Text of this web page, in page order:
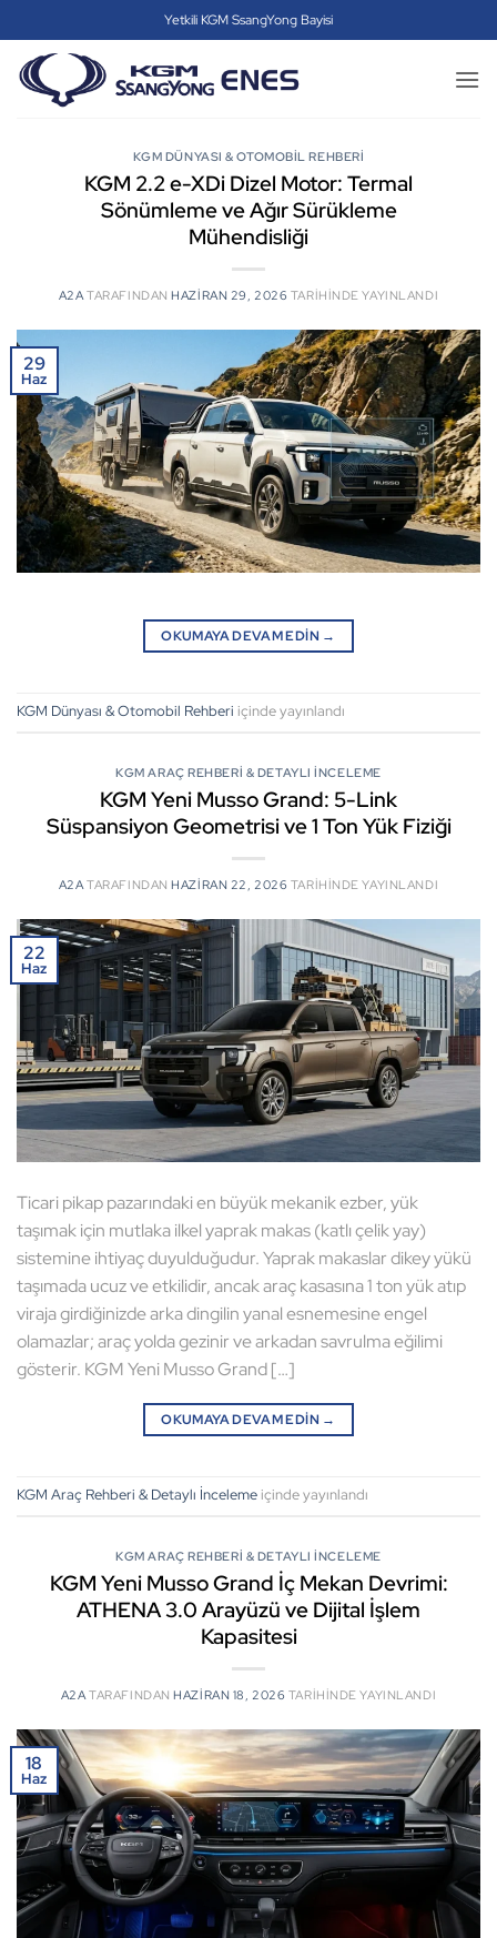
atla
Yetkili KGM SsangYong Bayisi
KGM DÜNYASI & OTOMOBIL REHBERI
KGM 2.2 e-XDi Dizel Motor: Termal
Sönümleme ve Ağır Sürükleme
Mühendisliği
A2A TARAFINDAN HAZIRAN 29, 2026 TARIHINDE YAYINLANDI
29
Haz
OKUMAYA DEVAM EDIN →
KGM Dünyası & Otomobil Rehberi içinde yayınlandı
KGM ARAÇ REHBERI & DETAYLI İNCELEME
KGM Yeni Musso Grand: 5-Link
Süspansiyon Geometrisi ve 1 Ton Yük Fiziği
A2A TARAFINDAN HAZIRAN 22, 2026 TARIHINDE YAYINLANDI
22
Haz
Ticari pikap pazarındaki en büyük mekanik ezber, yük
taşımak için mutlaka ilkel yaprak makas (katlı çelik yay)
sistemine ihtiyaç duyulduğudur. Yaprak makaslar dikey yükü
taşımada ucuz ve etkilidir, ancak araç kasasına 1 ton yük atıp
viraja girdiğinizde arka dingilin yanal esnemesine engel
olamazlar; araç yolda gezinir ve arkadan savrulma eğilimi
gösterir. KGM Yeni Musso Grand […]
OKUMAYA DEVAM EDIN →
KGM Araç Rehberi & Detaylı İncelemeiçinde yayınlandı
KGM ARAÇ REHBERI & DETAYLI İNCELEME
KGM Yeni Musso Grand İç Mekan Devrimi:
ATHENA 3.0 Arayüzü ve Dijital İşlem
Kapasitesi
A2A TARAFINDAN HAZIRAN 18, 2026 TARIHINDE YAYINLANDI
18
Haz